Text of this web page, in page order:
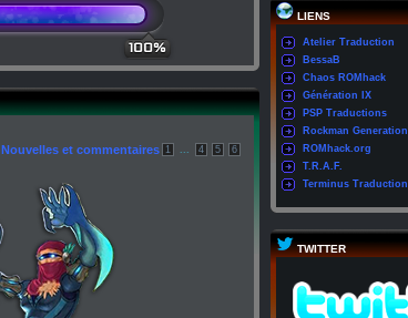
100%
1 4 5 6
Nouvelles et commentaires
LIENS
Atelier Traduction
BessaB
Chaos ROMhack
Génération IX
PSP Traductions
Rockman Generation
ROMhack.org
T.R.A.F.
Terminus Traduction
TWITTER